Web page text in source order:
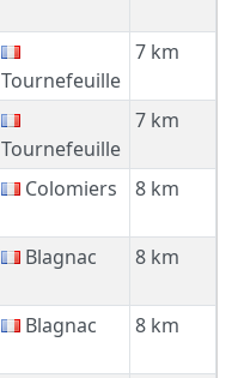
Tournefeuille
7 km
Tournefeuille
7 km
Colomiers 8 km
Blagnac 8 km
Blagnac 8 km